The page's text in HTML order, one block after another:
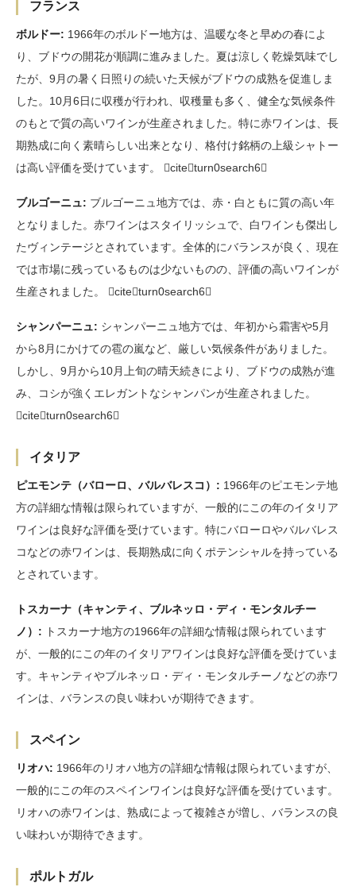
フランス
ボルドー: 1966年のボルドー地方は、温暖な冬と早めの春によ
り、ブドウの開花が順調に進みました。夏は涼しく乾燥気味でし
たが、9月の暑く日照りの続いた天候がブドウの成熟を促進しま
した。10月6日に収穫が行われ、収穫量も多く、健全な気候条件
のもとで質の高いワインが生産されました。特に赤ワインは、長
期熟成に向く素晴らしい出来となり、格付け銘柄の上級シャトー
は高い評価を受けています。 citeturn0search6
ブルゴーニュ: ブルゴーニュ地方では、赤・白ともに質の高い年
となりました。赤ワインはスタイリッシュで、白ワインも傑出し
たヴィンテージとされています。全体的にバランスが良く、現在
では市場に残っているものは少ないものの、評価の高いワインが
生産されました。 citeturn0search6
シャンパーニュ: シャンパーニュ地方では、年初から霜害や5月
から8月にかけての雹の嵐など、厳しい気候条件がありました。
しかし、9月から10月上旬の晴天続きにより、ブドウの成熟が進
み、コシが強くエレガントなシャンパンが生産されました。
citeturn0search6
イタリア
ピエモンテ（バローロ、バルバレスコ）: 1966年のピエモンテ地
方の詳細な情報は限られていますが、一般的にこの年のイタリア
ワインは良好な評価を受けています。特にバローロやバルバレス
コなどの赤ワインは、長期熟成に向くポテンシャルを持っている
とされています。
トスカーナ（キャンティ、ブルネッロ・ディ・モンタルチー
ノ）: トスカーナ地方の1966年の詳細な情報は限られています
が、一般的にこの年のイタリアワインは良好な評価を受けていま
す。キャンティやブルネッロ・ディ・モンタルチーノなどの赤ワ
インは、バランスの良い味わいが期待できます。
スペイン
リオハ: 1966年のリオハ地方の詳細な情報は限られていますが、
一般的にこの年のスペインワインは良好な評価を受けています。
リオハの赤ワインは、熟成によって複雑さが増し、バランスの良
い味わいが期待できます。
ポルトガル